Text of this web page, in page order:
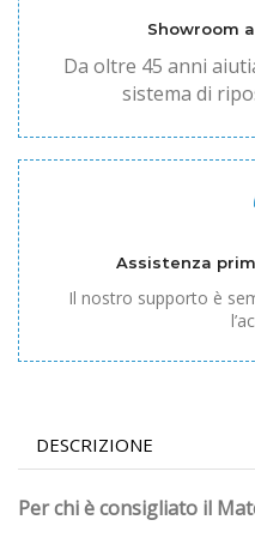
Showroom
Da oltre 45 anni
sistema di
Assistenza
Il nostro supporto è
DESCRIZIONE
Per chi è consigliato il